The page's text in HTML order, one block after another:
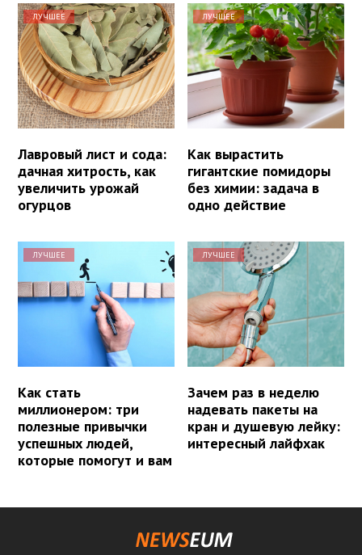
ЛУЧШЕЕ
Лавровый лист и сода:
дачная хитрость, как
увеличить урожай
огурцов
ЛУЧШЕЕ
Как вырастить
гигантские помидоры
без химии: задача в
одно действие
ЛУЧШЕЕ
Как стать
миллионером: три
полезные привычки
успешных людей,
которые помогут и вам
ЛУЧШЕЕ
Зачем раз в неделю
надевать пакеты на
кран и душевую лейку:
интересный лайфхак